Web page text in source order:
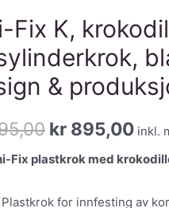
Fix K,
&
Opprinnelig
pris
var:
kr 895,00
pris
er:
inkl.
Fix plastkrok med
Plastkrok for innfesting av